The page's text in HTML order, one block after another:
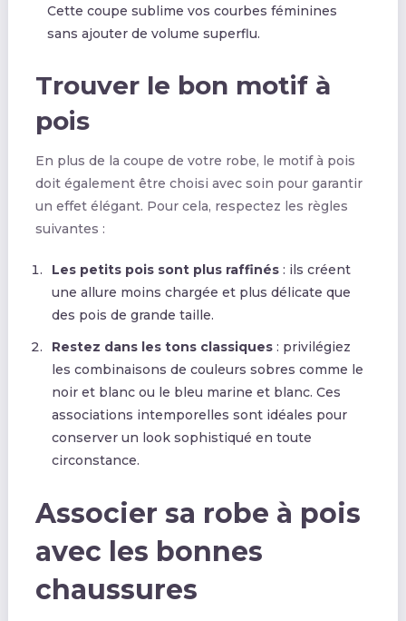
Cette coupe sublime vos courbes féminines
sans ajouter de volume superflu.
Trouver le bon motif à
pois
En plus de la coupe de votre robe, le motif à pois
doit également être choisi avec soin pour garantir
un effet élégant. Pour cela, respectez les règles
suivantes :
Les petits pois sont plus raffinés: ils créent
une allure moins chargée et plus délicate que
des pois de grande taille.
Restez dans les tons classiques: privilégiez
les combinaisons de couleurs sobres comme le
noir et blanc ou le bleu marine et blanc. Ces
associations intemporelles sont idéales pour
conserver un look sophistiqué en toute
circonstance.
Associer sa robe à pois
avec les bonnes
chaussures